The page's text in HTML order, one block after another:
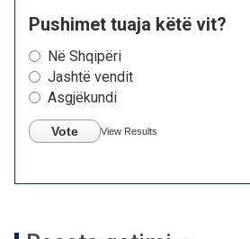
Pushimet tuaja këtë vit?
Në Shqipëri
Jashtë vendit
Asgjëkundi
Vote View Results